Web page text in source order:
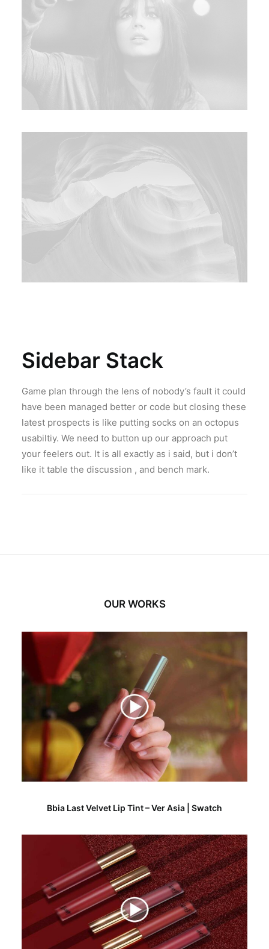
Sidebar Stack
Game plan through the lens of nobody’s fault it could
have been managed better or code but closing these
latest prospects is like putting socks on an octopus
usabiltiy. We need to button up our approach put
your feelers out. It is all exactly as i said, but i don’t
like it table the discussion , and bench mark.
OUR WORKS
Bbia Last Velvet Lip Tint – Ver Asia | Swatch